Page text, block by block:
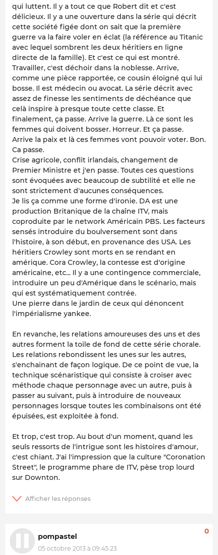
qui luttent. Il y a tout ce que Robert dit et c'est
délicieux. Il y a une ouverture dans la série qui décrit
cette société figée dont on sait que la première
guerre va la faire voler en éclat (la référence au Titanic
avec lequel sombrent les deux héritiers en ligne
directe de la famille). Et c'est ce qui est montré.
Travailler, c'est déchoir dans la noblesse. Arrive,
comme une pièce rapportée, ce cousin éloigné qui lui
bosse. Il est médecin ou avocat. La série décrit avec
assez de finesse les sentiments de déchéance que
celà inspire à presque toute cette classe. Et
finalement, ça passe. Arrive la guerre. Là ce sont les
femmes qui doivent bosser. Horreur. Et ça passe.
Arrive la paix et là ces femmes vont pouvoir voter. Bon.
Ca passe.
Crise agricole, conflit irlandais, changement de
Premier Ministre et j'en passe. Toutes ces questions
sont évoquées avec beaucoup de subtilité et elle ne
sont strictement d'aucunes conséquences.
Je lis ça comme une forme d'ironie. DA est une
production Britanique de la chaîne ITV, mais
coproduite par le network Américain PBS. Les facteurs
sensés introduire du boulversement sont dans
l'histoire, à son début, en provenance des USA. Les
héritiers Crowley sont morts en se rendant en
amérique. Cora Crowley, la contesse est d'origine
américaine, etc... Il y a une contingence commerciale,
introduire un peu d'Amérique dans le scénario, mais
qui est systématiquement contrée.
Une pierre dans le jardin de ceux qui dénoncent
l'impérialisme yankee.
En revanche, les relations amoureuses des uns et des
autres forment la toile de fond de cette série chorale.
Les relations rebondissent les unes sur les autres,
s'enchainant de façon logique. De ce point de vue, la
technique scénaristique qui consiste à croiser avec
méthode chaque personnage avec un autre, puis à
passer au suivant, puis à introduire de nouveaux
personnages lorsque toutes les combinaisons ont été
épuisées, est exploitée à fond.
Et trop, c'est trop. Au bout d'un moment, quand les
seuls ressorts de l'intrigue sont les histoires d'amour,
c'est chiant. J'ai l'impression que la culture "Coronation
Street", le programme phare de ITV, pèse trop lourd
sur Downton.
pompastel
05 octobre 2013 à 09:45:23
0